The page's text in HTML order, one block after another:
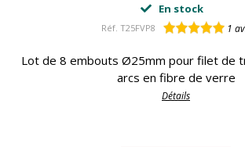
En stock
Réf. T25FVP8 1
Lot de 8 embouts Ø25mm pour filet de
arcs en fibre de verre
Détails